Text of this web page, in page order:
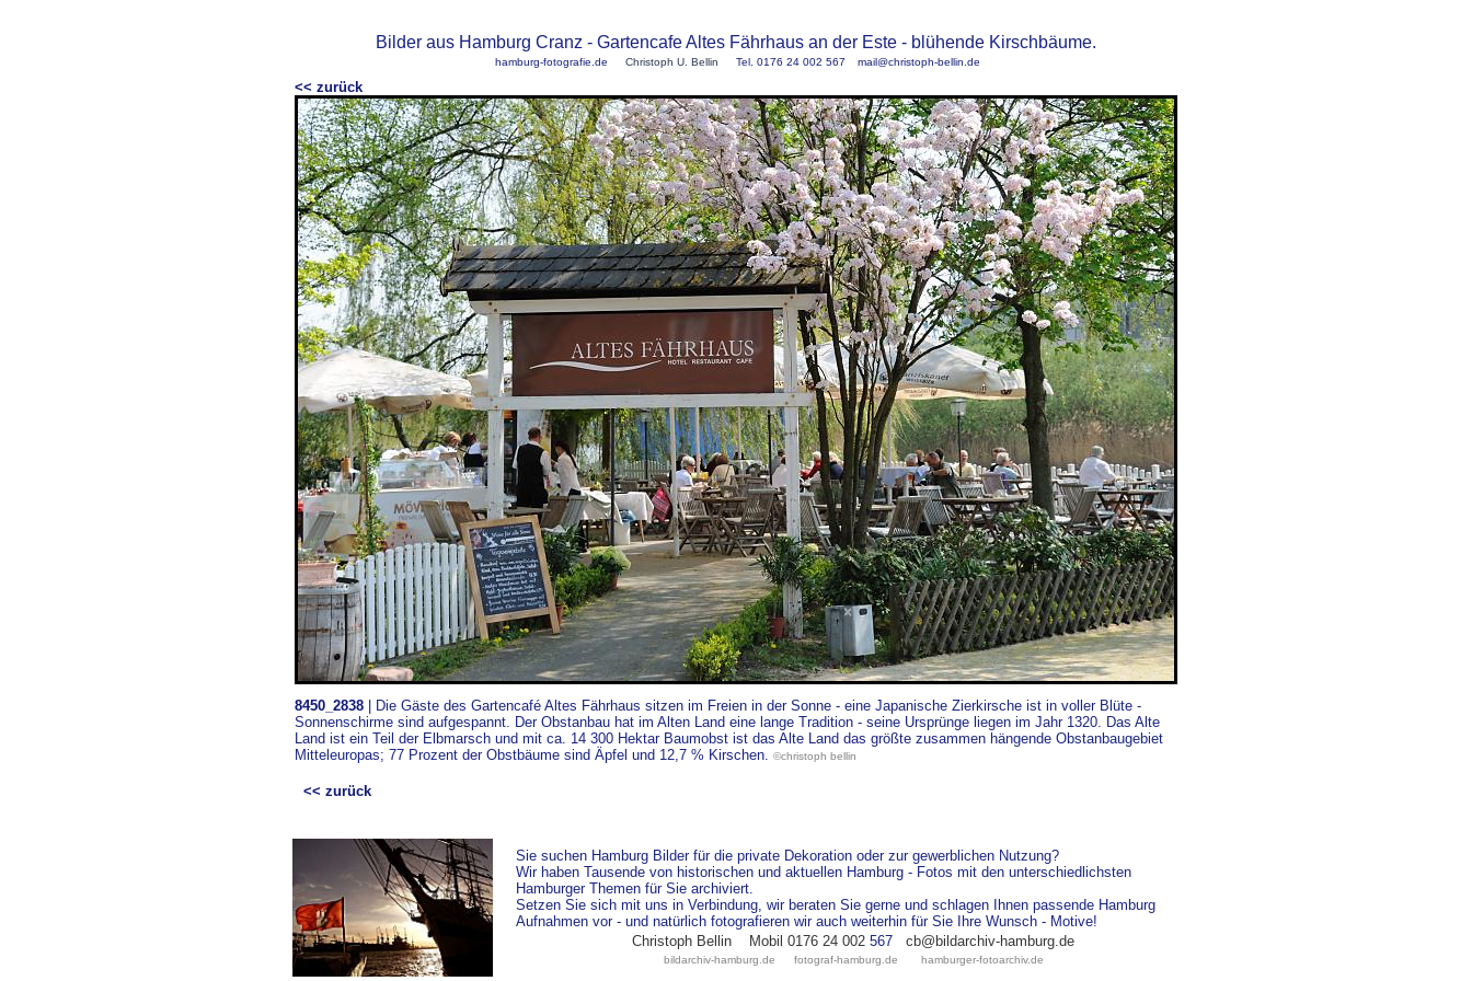
Bilder aus Hamburg Cranz - Gartencafe Altes Fährhaus an der Este - blühende Kirschbäume.
hamburg-fotografie.de Christoph U. Bellin Tel. 0176 24 002 567 mail@christoph-bellin.de
<< zurück
8450_2838
Die Gäste des Gartencafé Altes Fährhaus sitzen im Freien in der Sonne - eine Japanische Zierkirsche ist in voller Blüte -
Sonnenschirme sind aufgespannt. Der Obstanbau hat im Alten Land eine lange Tradition - seine Ursprünge liegen im Jahr 1320. Das Alte
Land ist ein Teil der Elbmarsch und mit ca. 14 300 Hektar Baumobst ist das Alte Land das größte zusammen hängende Obstanbaugebiet
Mitteleuropas; 77 Prozent der Obstbäume sind Äpfel und 12,7 % Kirschen. ©christoph bellin
<< zurück
Sie suchen Hamburg Bilder für die private Dekoration oder zur gewerblichen Nutzung?
Wir haben Tausende von historischen und aktuellen Hamburg - Fotos mit den unterschiedlichsten
Hamburger Themen für Sie archiviert.
Setzen Sie sich mit uns in Verbindung, wir beraten Sie gerne und schlagen Ihnen passende Hamburg
Aufnahmen vor - und natürlich fotografieren wir auch weiterhin für Sie Ihre Wunsch - Motive!
Christoph Bellin
Mobil 0176 24 002 567 cb@bildarchiv-hamburg.de
bildarchiv-hamburg.de fotograf-hamburg.de hamburger-fotoarchiv.de